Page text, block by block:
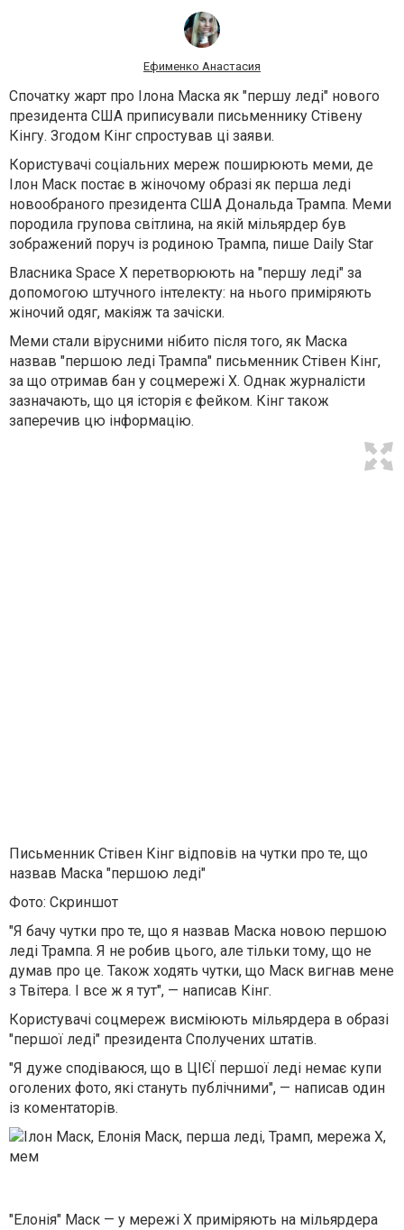
Ефименко Анастасия
Спочатку жарт про Ілона Маска як "першу леді" нового
президента США приписували письменнику Стівену
Кінгу. Згодом Кінг спростував ці заяви.
Користувачі соціальних мереж поширюють меми, де
Ілон Маск постає в жіночому образі як перша леді
новообраного президента США Дональда Трампа. Меми
породила групова світлина, на якій мільярдер був
зображений поруч із родиною Трампа, пише Daily Star
Власника Space X перетворюють на "першу леді" за
допомогою штучного інтелекту: на нього приміряють
жіночий одяг, макіяж та зачіски.
Меми стали вірусними нібито після того, як Маска
назвав "першою леді Трампа" письменник Стівен Кінг,
за що отримав бан у соцмережі Х. Однак журналісти
зазначають, що ця історія є фейком. Кінг також
заперечив цю інформацію.
Письменник Стівен Кінг відповів на чутки про те, що
назвав Маска "першою леді"
Фото: Скриншот
"Я бачу чутки про те, що я назвав Маска новою першою
леді Трампа. Я не робив цього, але тільки тому, що не
думав про це. Також ходять чутки, що Маск вигнав мене
з Твітера. І все ж я тут", — написав Кінг.
Користувачі соцмереж висміюють мільярдера в образі
"першої леді" президента Сполучених штатів.
"Я дуже сподіваюся, що в ЦІЄЇ першої леді немає купи
оголених фото, які стануть публічними", — написав один
із коментаторів.
"Елонія" Маск — у мережі Х приміряють на мільярдера